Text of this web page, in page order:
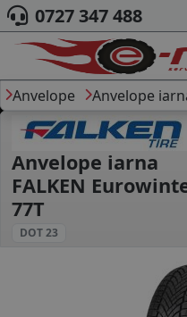
ACASA
DESPRE
ANVELOPE
AUTO
0727 347 488
Anvelope Anvelope
Anvelope iarna
FALKEN
77T
DOT 23